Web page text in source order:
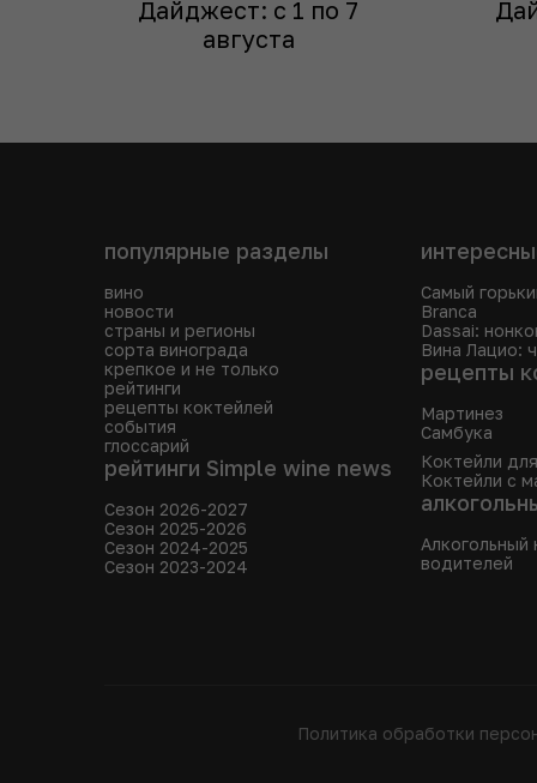
Дайджест: с 1 по 7
августа
популярные разделы
вино
новости
страны и регионы
сорта винограда
крепкое и не только
рейтинги
рецепты коктейлей
события
глоссарий
рейтинги Simple wine news
Сезон 2026-2027
Сезон 2025-2026
Сезон 2024-2025
Сезон 2023-2024
Самый
Branca
Dassai:
Вина Лацио:
рецепты
Мартинез
Самбука
Коктейли
Коктейли с
Алкогольный
водителей
Политика обработки